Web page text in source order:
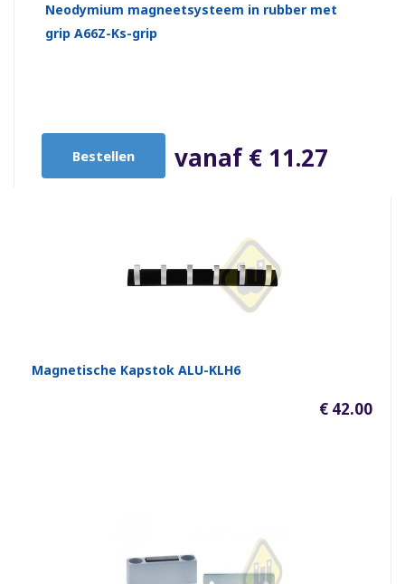
Neodymium magneetsysteem in rubber met
grip A66Z-Ks-grip
vanaf € 11.27
Bestellen
Magnetische Kapstok ALU-KLH6
€ 42.00